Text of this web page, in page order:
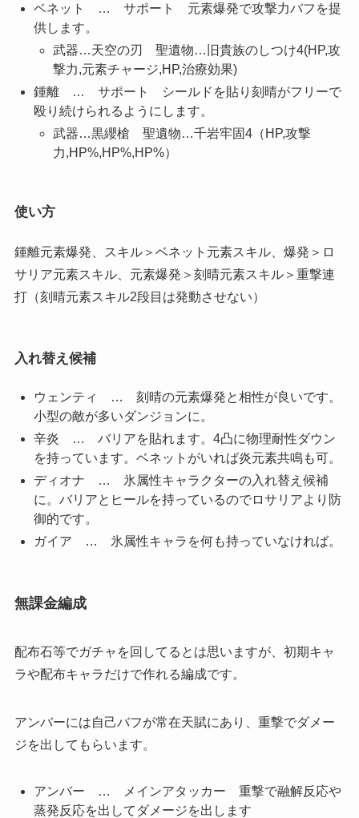
ベネット … サポート 元素爆発で攻撃力バフを提
供します。
武器…天空の刃 聖遺物…旧貴族のしつけ4(HP,攻
撃力,元素チャージ,HP,治療効果)
鍾離 … サポート シールドを貼り刻晴がフリーで
殴り続けられるようにします。
武器…黒纓槍 聖遺物…千岩牢固4（HP,攻撃
力,HP%,HP%,HP%）
使い方
鍾離元素爆発、スキル＞ベネット元素スキル、爆発＞ロ
サリア元素スキル、元素爆発＞刻晴元素スキル＞重撃連
打（刻晴元素スキル2段目は発動させない）
入れ替え候補
ウェンティ … 刻晴の元素爆発と相性が良いです。
小型の敵が多いダンジョンに。
辛炎 … バリアを貼れます。4凸に物理耐性ダウン
を持っています。ベネットがいれば炎元素共鳴も可。
ディオナ … 氷属性キャラクターの入れ替え候補
に。バリアとヒールを持っているのでロサリアより防
御的です。
ガイア … 氷属性キャラを何も持っていなければ。
無課金編成
配布石等でガチャを回してるとは思いますが、初期キャ
ラや配布キャラだけで作れる編成です。
アンバーには自己バフが常在天賦にあり、重撃でダメー
ジを出してもらいます。
アンバー … メインアタッカー 重撃で融解反応や
蒸発反応を出してダメージを出します